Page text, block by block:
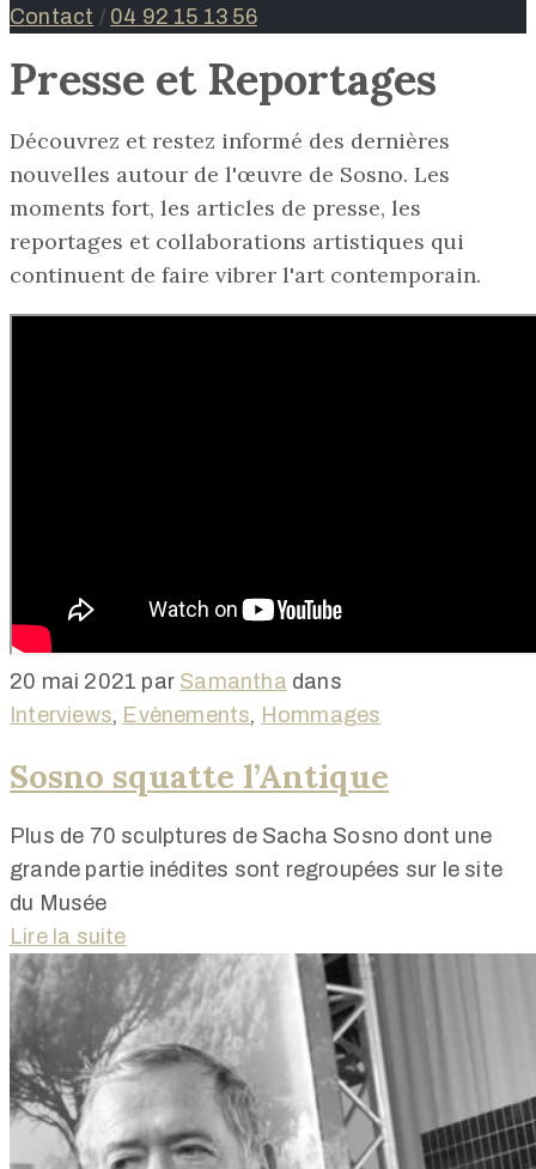
Contact / 04 92 15 13 56
Presse et Reportages
Découvrez et restez informé des dernières
nouvelles autour de l'œuvre de Sosno. Les
moments fort, les articles de presse, les
reportages et collaborations artistiques qui
continuent de faire vibrer l'art contemporain.
20 mai 2021 par Samantha dans
Interviews‚ Evènements‚ Hommages
Sosno squatte l’Antique
Plus de 70 sculptures de Sacha Sosno dont une
grande partie inédites sont regroupées sur le site
du Musée
Lire la suite